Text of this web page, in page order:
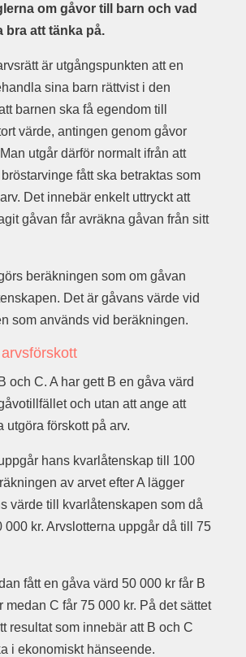
om gåvor till barn och vad
bra att tänka på.
är utgångspunkten att en
sina barn rättvist i den
barnen ska få egendom till
värde, antingen genom gåvor
utgår därför normalt ifrån att
fått ska betraktas som
Det innebär enkelt uttryckt att
gåvan får avräkna gåvan från sitt
beräkningen som om gåvan
Det är gåvans värde vid
som används vid beräkningen.
och C. A har gett B en gåva värd
och utan att ange att
utgöra förskott på arv.
hans kvarlåtenskap till 100
av arvet efter A lägger
värde till kvarlåtenskapen som då
000 kr. Arvslotterna uppgår då till 75
fått en gåva värd 50 000 kr får B
medan C får 75 000 kr. På det sättet
resultat som innebär att B och C
i ekonomiskt hänseende.